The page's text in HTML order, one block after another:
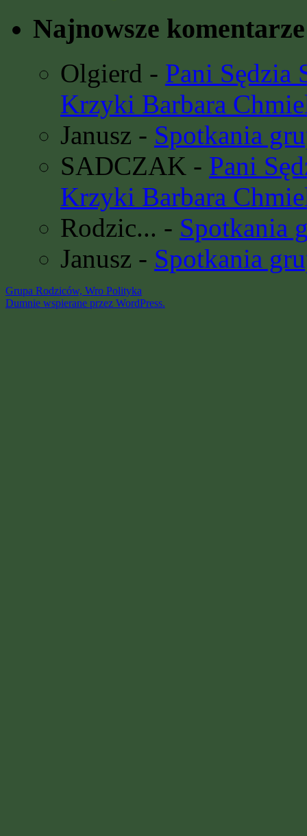
Najnowsze komentarze
Olgierd - Pani Sędzia
Krzyki Barbara
Janusz - Spotkania
SADCZAK - Pani
Krzyki Barbara
Rodzic... - Spotkania
Janusz - Spotkania
Grupa Rodziców, Wro Polityka
Dumnie wspierane przez WordPress.